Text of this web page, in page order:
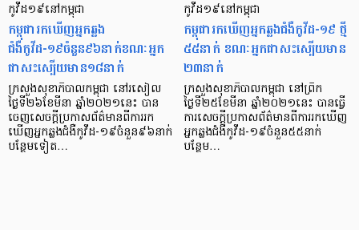
កូវីដ១៩នៅកម្ពុជា
កម្ពុជារកឃើញអ្នកឆ្លង
ជំងឺកូវីដ-១៩ចំនួន៩៦នាក់ខណៈអ្នក
ជាសះស្បើយមាន១៨នាក់
ក្រសួងសុខាភិបាលកម្ពុជា នៅរសៀល
ថ្ងៃទី២៦ខែមីនា ឆ្នាំ២០២១នេះ បាន
ចេញសេចក្តីប្រកាសព័ត៌មានពីការរក
ឃើញអ្នកឆ្លងជំងឺកូវីដ-១៩ចំនួន៩៦នាក់
បន្ថែមទៀត…
កូវីដ១៩នៅកម្ពុជា
កម្ពុជារក​ឃើញ​អ្នកឆ្លង​ជំងឺកូវីដ-១៩ ថ្មី ​
៥៥នាក់ ខណៈអ្នក​ជាសះស្បើយមាន
២៣នាក់
ក្រសួងសុខាភិបាលកម្ពុជា នៅព្រឹក
ថ្ងៃទី២៥ខែមីនា ឆ្នាំ២០២១នេះ បានធ្វើ
ការសេចក្តីប្រកាសព័ត៌មានពីការរកឃើញ
អ្នកឆ្លងជំងឺកូវីដ-១៩ចំនួន៥៥នាក់
បន្ថែម…